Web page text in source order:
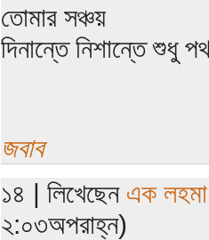
তোমার সঞ্চয়
দিনান্তে নিশান্তে শুধু
জবাব
১৪ | লিখেছেন এক লহমা
২:০৩অপরাহ্ন)